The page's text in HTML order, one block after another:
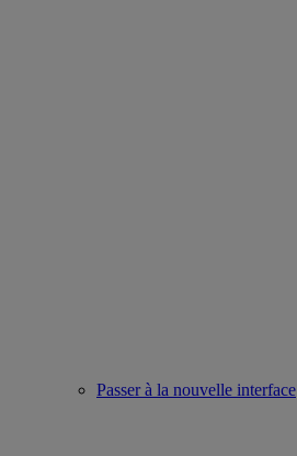
Passer à la nouvelle interface